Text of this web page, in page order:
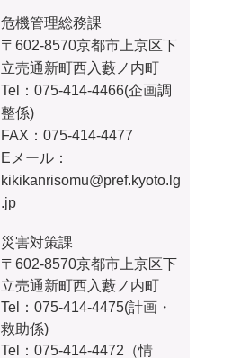
危機管理総務課
〒602-8570京都市上京区下
立売通新町西入藪ノ内町
Tel：075-414-4466(企画調
整係)
FAX：075-414-4477
Eメール：
kikikanrisomu@pref.kyoto.lg
.jp
災害対策課
〒602-8570京都市上京区下
立売通新町西入藪ノ内町
Tel：075-414-4475(計画・
救助係)
Tel：075-414-4472（情